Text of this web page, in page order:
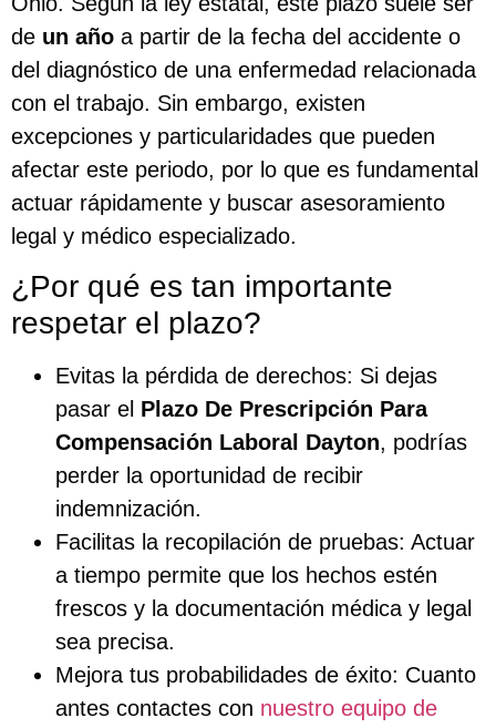
de un año a partir de la fecha del accidente o
del diagnóstico de una enfermedad relacionada
con el trabajo. Sin embargo, existen
excepciones y particularidades que pueden
afectar este periodo, por lo que es fundamental
actuar rápidamente y buscar asesoramiento
legal y médico especializado.
¿Por qué es tan importante
respetar el plazo?
Evitas la pérdida de derechos: Si dejas
pasar el Plazo De Prescripción Para
Compensación Laboral Dayton, podrías
perder la oportunidad de recibir
indemnización.
Facilitas la recopilación de pruebas: Actuar
a tiempo permite que los hechos estén
frescos y la documentación médica y legal
sea precisa.
Mejora tus probabilidades de éxito: Cuanto
antes contactes con nuestro equipo de